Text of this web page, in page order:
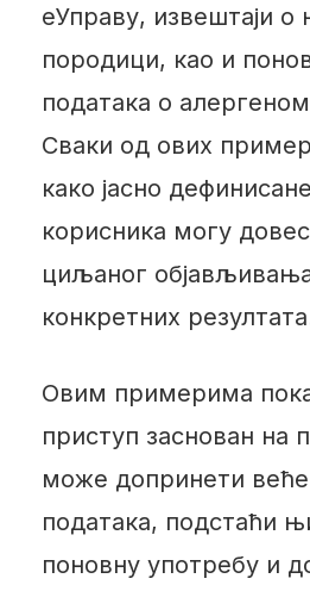
еУправу, извештаји о
породици, као и
података о
Сваки од ових
како јасно
корисника могу
циљаног
конкретних
Овим примерима
приступ заснован на
може допринети
података, подстаћи
поновну употребу и